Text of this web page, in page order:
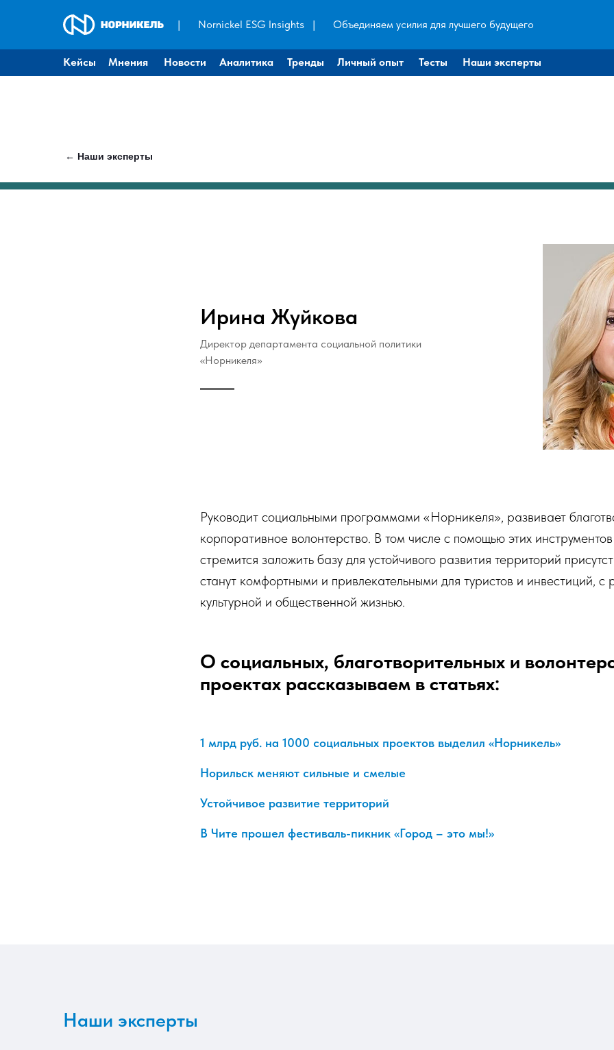
Nornickel ESG Insights
| | Объединяем усилия для лучшего будущего
Новости
Мнения Аналитика Тренды
Кейсы Личный опыт Тесты Наши эксперты
← Наши эксперты
Ирина Жуйкова
Директор департамента социальной политики
«Норникеля»
Руководит социальными программами «Норникеля», развивает
корпоративное волонтерство. В том числе с помощью этих
стремится заложить базу для устойчивого развития территорий
станут комфортными и привлекательными для туристов и инвестиций, с
культурной и общественной жизнью.
О социальных, благотворительных и
проектах рассказываем в статьях:
1 млрд руб. на 1000 социальных проектов выделил «Норникель»
Норильск меняют сильные и смелые
Устойчивое развитие территорий
В Чите прошел фестиваль-пикник «Город – это мы!»
Наши эксперты